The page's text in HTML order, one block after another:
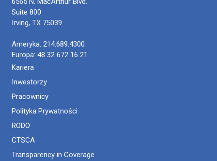
Suite 800
Irving, TX 75039
Ameryka: 214.689.4300
Europa: 48 32 672 16 21
Kariera
Inwestorzy
Pracownicy
Polityka Prywatności
RODO
CTSCA
Transparency in Coverage